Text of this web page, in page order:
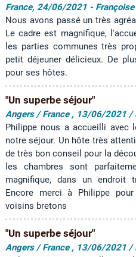
France, 24/06/2021 -
Nous avons passé un très
Le cadre est magnifique,
les parties communes très
petit déjeuner délicieux. De
pour ses hôtes.
"Un superbe séjour"
Angers / France , 13/06/2021 /
Philippe nous a accueilli
notre séjour. Un hôte très
de très bon conseil pour la
les chambres sont
magnifique, dans un endroit
Encore merci à Philippe
voisins bretons
"Un superbe séjour"
Angers / France , 13/06/2021 /